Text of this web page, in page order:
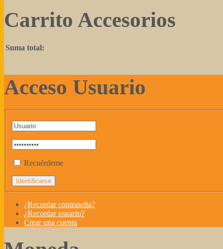
Carrito Accesorios
Suma total:
Acceso Usuario
Recuérdeme
¿Recordar contraseña?
¿Recordar usuario?
Crear una cuenta